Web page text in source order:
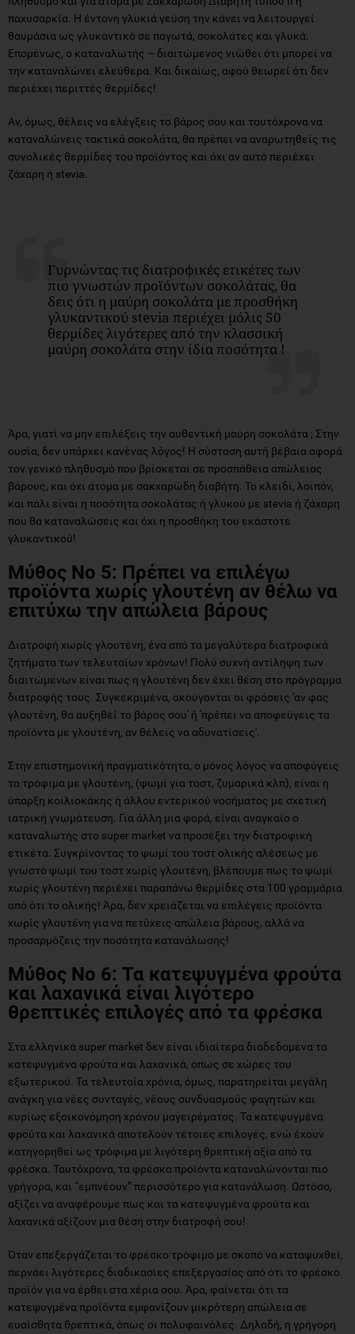
παχυσαρκία. Η έντονη γλυκιά γεύση την κάνει να λειτουργεί
θαυμάσια ως γλυκαντικό σε παγωτά, σοκολάτες και γλυκά.
Επομένως, ο καταναλωτής – διαιτώμενος νιώθει ότι μπορεί να
την καταναλώνει ελεύθερα. Και δικαίως, αφού θεωρεί ότι δεν
περιέχει περιττές θερμίδες!
Αν, όμως, θέλεις να ελέγξεις το βάρος σου και ταυτόχρονα να
καταναλώνεις τακτικά σοκολάτα, θα πρέπει να αναρωτηθείς τις
συνολικές θερμίδες του προϊόντος και όχι αν αυτό περιέχει
ζάχαρη ή stevia.
Γυρνώντας τις διατροφικές ετικέτες των
πιο γνωστών προϊόντων σοκολάτας, θα
δεις ότι η μαύρη σοκολάτα με προσθήκη
γλυκαντικού stevia περιέχει μόλις 50
θερμίδες λιγότερες από την κλασσική
μαύρη σοκολάτα στην ίδια ποσότητα !
Άρα, γιατί να μην επιλέξεις την αυθεντική μαύρη σοκολάτα ; Στην
ουσία, δεν υπάρχει κανένας λόγος! Η σύσταση αυτή βέβαια αφορά
τον γενικό πληθυσμό που βρίσκεται σε προσπάθεια απώλειας
βάρους, και όχι άτομα με σακχαρώδη διαβήτη. Το κλειδί, λοιπόν,
και πάλι είναι η ποσότητα σοκολάτας ή γλυκού με stevia ή ζάχαρη
που θα καταναλώσεις και όχι η προσθήκη του εκάστοτε
γλυκαντικού!
Μύθος Νο 5: Πρέπει να επιλέγω
προϊόντα χωρίς γλουτένη αν θέλω να
επιτύχω την απώλεια βάρους
Διατροφή χωρίς γλουτένη, ένα από τα μεγαλύτερα διατροφικά
ζητήματα των τελευταίων χρόνων! Πολύ συχνή αντίληψη των
διαιτώμενων είναι πως η γλουτένη δεν έχει θέση στο πρόγραμμα
διατροφής τους. Συγκεκριμένα, ακούγονται οι φράσεις 'αν φας
γλουτένη, θα αυξηθεί το βάρος σου' ή 'πρέπει να αποφεύγεις τα
προϊόντα με γλουτένη, αν θέλεις να αδυνατίσεις'.
Στην επιστημονική πραγματικότητα, ο μόνος λόγος να αποφύγεις
τα τρόφιμα με γλουτένη, (ψωμί για τοστ, ζυμαρικά κλπ), είναι η
ύπαρξη κοιλιοκάκης ή άλλου εντερικού νοσήματος με σχετική
ιατρική γνωμάτευση. Για άλλη μια φορά, είναι αναγκαίο ο
καταναλωτής στο super market να προσέξει την διατροφική
ετικέτα. Συγκρίνοντας το ψωμί του τοστ ολικής αλέσεως με
γνωστό ψωμί του τοστ χωρίς γλουτένη, βλέπουμε πως το ψωμί
χωρίς γλουτένη περιέχει παραπάνω θερμίδες στα 100 γραμμάρια
από ότι το ολικής! Άρα, δεν χρειάζεται να επιλέγεις προϊόντα
χωρίς γλουτένη για να πετύχεις απώλεια βάρους, αλλά να
προσαρμόζεις την ποσότητα κατανάλωσης!
Μύθος Νο 6: Τα κατεψυγμένα φρούτα
και λαχανικά είναι λιγότερο
θρεπτικές επιλογές από τα φρέσκα
Στα ελληνικά super market δεν είναι ιδιαίτερα διαδεδομένα τα
κατεψυγμένα φρούτα και λαχανικά, όπως σε χώρες του
εξωτερικού. Τα τελευταία χρόνια, όμως, παρατηρείται μεγάλη
ανάγκη για νέες συνταγές, νέους συνδυασμούς φαγητών και
κυρίως εξοικονόμηση χρόνου μαγειρέματος. Τα κατεψυγμένα
φρούτα και λαχανικά αποτελούν τέτοιες επιλογές, ενώ έχουν
κατηγορηθεί ως τρόφιμα με λιγότερη θρεπτική αξία από τα
φρέσκα. Ταυτόχρονα, τα φρέσκα προϊόντα καταναλώνονται πιο
γρήγορα, και “εμπνέουν” περισσότερο για κατανάλωση. Ωστόσο,
αξίζει να αναφέρουμε πως και τα κατεψυγμένα φρούτα και
λαχανικά αξίζουν μια θέση στην διατροφή σου!
Όταν επεξεργάζεται το φρέσκο τρόφιμο με σκοπό να καταψυχθεί,
περνάει λιγότερες διαδικασίες επεξεργασίας από ότι το φρέσκο
προϊόν για να έρθει στα χέρια σου. Άρα, φαίνεται ότι τα
κατεψυγμένα προϊόντα εμφανίζουν μικρότερη απώλεια σε
ευαίσθητα θρεπτικά, όπως οι πολυφαινόλες. Δηλαδή, η γρήγορη